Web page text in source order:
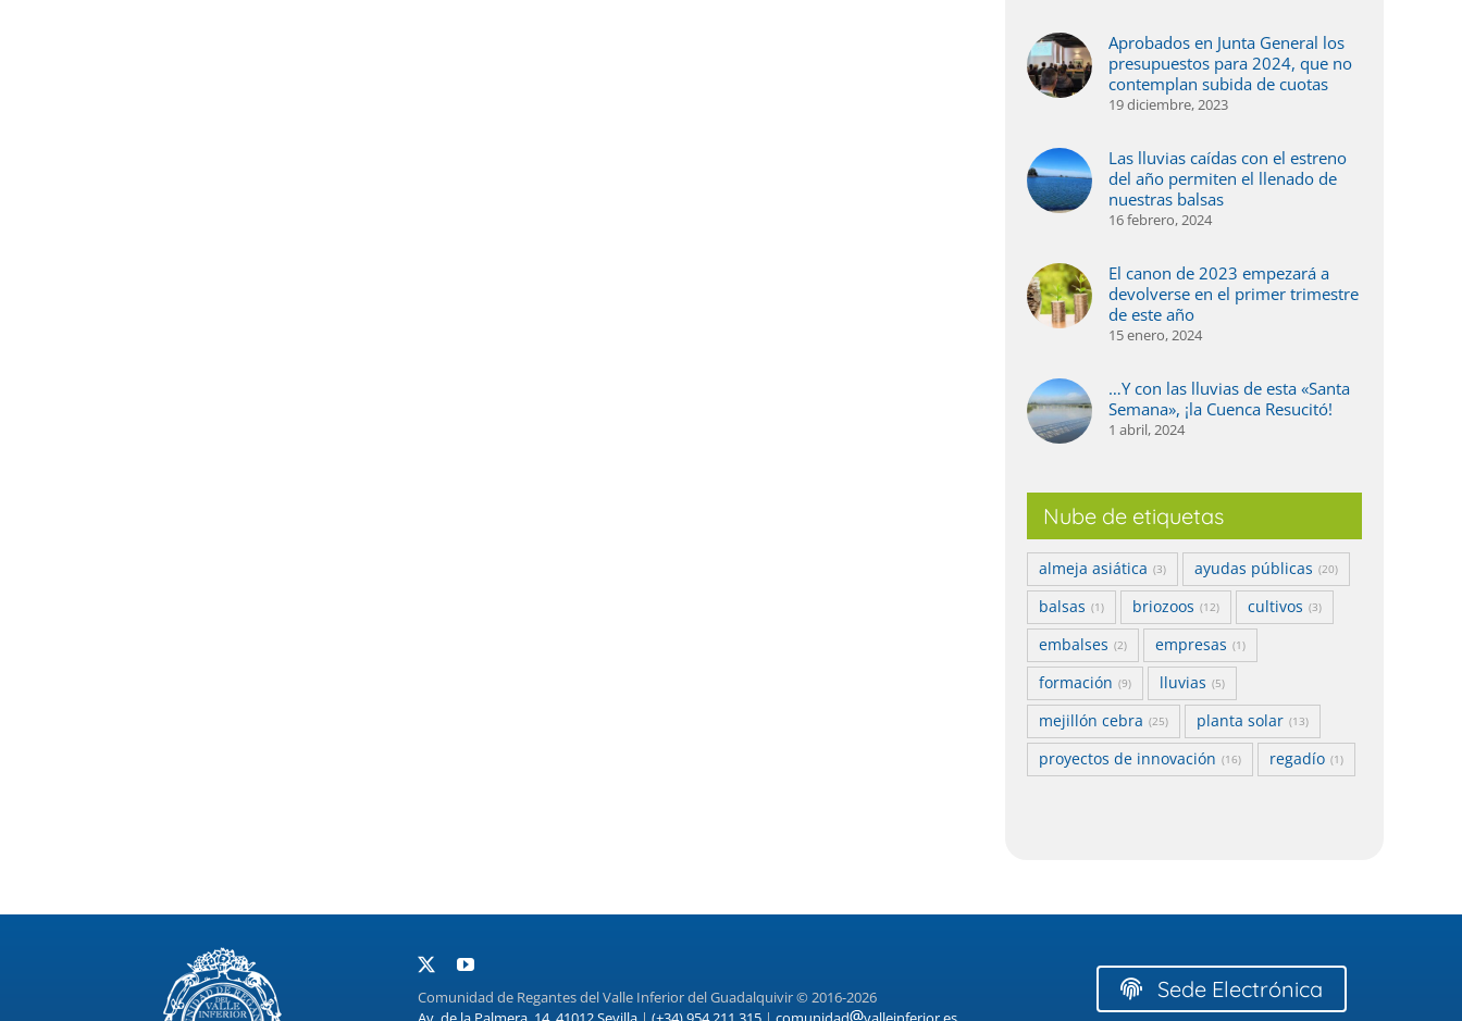
Aprobados en Junta General los
presupuestos para 2024, que no
contemplan subida de cuotas
19 diciembre, 2023
Las lluvias caídas con el estreno
del año permiten el llenado de
nuestras balsas
16 febrero, 2024
El canon de 2023 empezará a
devolverse en el primer trimestre
de este año
15 enero, 2024
…Y con las lluvias de esta «Santa
Semana», ¡la Cuenca Resucitó!
1 abril, 2024
Nube de etiquetas
almeja asiática (3) ayudas públicas (20)
balsas (1) briozoos (12) cultivos (3)
embalses (2) empresas (1)
formación (9) lluvias (5)
mejillón cebra (25) planta solar (13)
proyectos de innovación (16) regadío (1)
Comunidad de Regantes del Valle Inferior del Guadalquivir © 2016-2026
Sede Electrónica